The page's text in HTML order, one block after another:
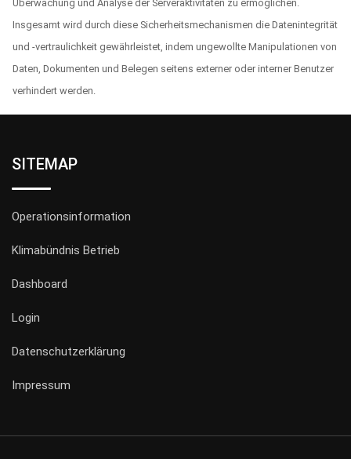
Überwachung und Analyse der Serveraktivitäten zu ermöglichen.
Insgesamt wird durch diese Sicherheitsmechanismen die Datenintegrität
und -vertraulichkeit gewährleistet, indem ungewollte Manipulationen von
Daten, Dokumenten und Belegen seitens externer oder interner Benutzer
verhindert werden.
SITEMAP
Operationsinformation
Klimabündnis Betrieb
Dashboard
Login
Datenschutzerklärung
Impressum